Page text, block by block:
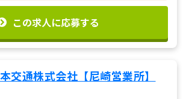
この求人に応募する
交通株式会社【尼崎営業所】